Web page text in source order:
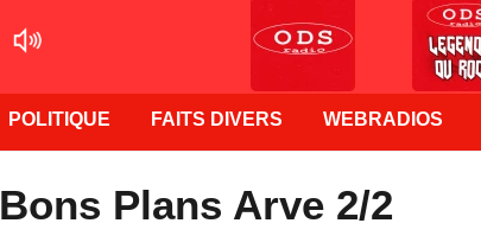
POLITIQUE FAITS DIVERS WEBRADIOS
Bons Plans Arve 2/2